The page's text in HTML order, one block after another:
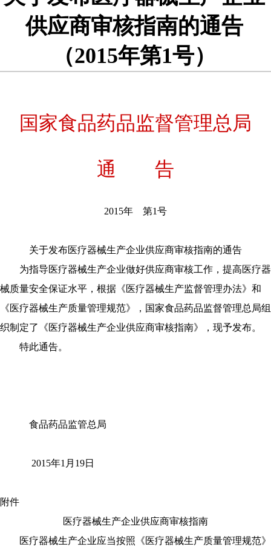
供应商审核指南的通告
（2015年第1号）
国家食品药品监督管理总局
通 告
2015年 第1号
关于发布医疗器械生产企业供应商审核指南的通告
为指导医疗器械生产企业做好供应商审核工作，提高医疗器
械质量安全保证水平，根据《医疗器械生产监督管理办法》和
《医疗器械生产质量管理规范》，国家食品药品监督管理总局组
织制定了《医疗器械生产企业供应商审核指南》，现予发布。
特此通告。
食品药品监管总局
2015年1月19日
附件
医疗器械生产企业供应商审核指南
医疗器械生产企业应当按照《医疗器械生产质量管理规范》